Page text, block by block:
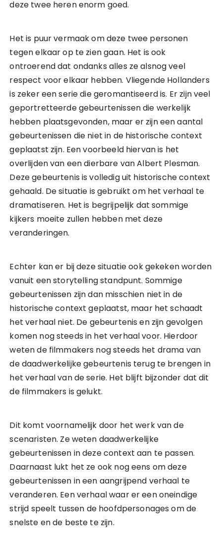
deze twee heren enorm goed.
Het is puur vermaak om deze twee personen
tegen elkaar op te zien gaan. Het is ook
ontroerend dat ondanks alles ze alsnog veel
respect voor elkaar hebben. Vliegende Hollanders
is zeker een serie die geromantiseerd is. Er zijn veel
geportretteerde gebeurtenissen die werkelijk
hebben plaatsgevonden, maar er zijn een aantal
gebeurtenissen die niet in de historische context
geplaatst zijn. Een voorbeeld hiervan is het
overlijden van een dierbare van Albert Plesman.
Deze gebeurtenis is volledig uit historische context
gehaald. De situatie is gebruikt om het verhaal te
dramatiseren. Het is begrijpelijk dat sommige
kijkers moeite zullen hebben met deze
veranderingen.
Echter kan er bij deze situatie ook gekeken worden
vanuit een storytelling standpunt. Sommige
gebeurtenissen zijn dan misschien niet in de
historische context geplaatst, maar het schaadt
het verhaal niet. De gebeurtenis en zijn gevolgen
komen nog steeds in het verhaal voor. Hierdoor
weten de filmmakers nog steeds het drama van
de daadwerkelijke gebeurtenis terug te brengen in
het verhaal van de serie. Het blijft bijzonder dat dit
de filmmakers is gelukt.
Dit komt voornamelijk door het werk van de
scenaristen. Ze weten daadwerkelijke
gebeurtenissen in deze context aan te passen.
Daarnaast lukt het ze ook nog eens om deze
gebeurtenissen in een aangrijpend verhaal te
veranderen. Een verhaal waar er een oneindige
strijd speelt tussen de hoofdpersonages om de
snelste en de beste te zijn.